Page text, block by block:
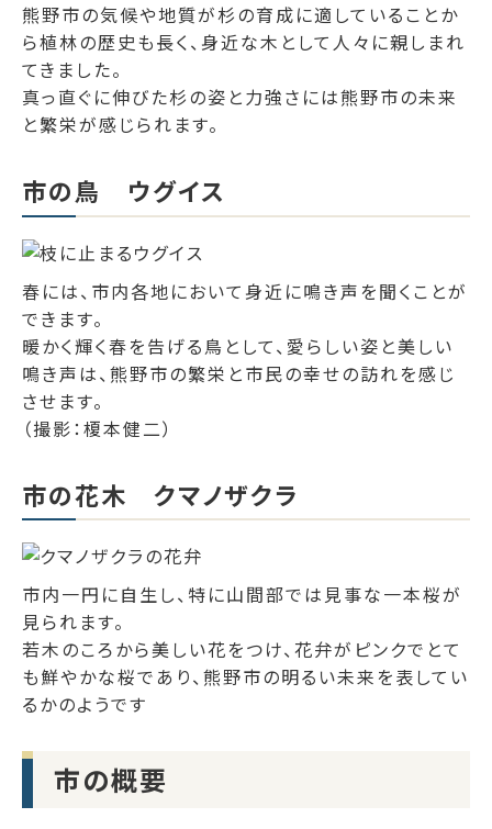
熊野市の気候や地質が杉の育成に適していることか
ら植林の歴史も長く、身近な木として人々に親しまれ
てきました。
真っ直ぐに伸びた杉の姿と力強さには熊野市の未来
と繁栄が感じられます。
市の鳥 ウグイス
春には、市内各地において身近に鳴き声を聞くことが
できます。
暖かく輝く春を告げる鳥として、愛らしい姿と美しい
鳴き声は、熊野市の繁栄と市民の幸せの訪れを感じ
させます。
（撮影：榎本健二）
市の花木 クマノザクラ
市内一円に自生し、特に山間部では見事な一本桜が
見られます。
若木のころから美しい花をつけ、花弁がピンクでとて
も鮮やかな桜であり、熊野市の明るい未来を表してい
るかのようです
市の概要